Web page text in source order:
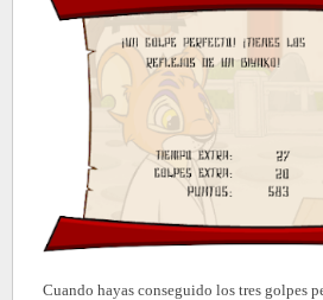
Cuando hayas conseguido los tres golpes